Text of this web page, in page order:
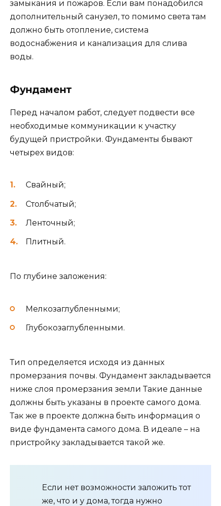
замыкания и пожаров. Если вам понадобился
дополнительный санузел, то помимо света там
должно быть отопление, система
водоснабжения и канализация для слива
воды.
Фундамент
Перед началом работ, следует подвести все
необходимые коммуникации к участку
будущей пристройки. Фундаменты бывают
четырех видов:
Свайный;
Столбчатый;
Ленточный;
Плитный.
По глубине заложения:
Мелкозаглубленными;
Глубокозаглубленными.
Тип определяется исходя из данных
промерзания почвы. Фундамент закладывается
ниже слоя промерзания земли Такие данные
должны быть указаны в проекте самого дома.
Так же в проекте должна быть информация о
виде фундамента самого дома. В идеале – на
пристройку закладывается такой же.
Если нет возможности заложить тот
же, что и у дома, тогда нужно